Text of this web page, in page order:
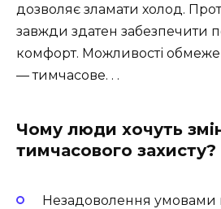
дозволяє зламати холод.
завжди здатен забезпечити
комфорт. Можливості
— тимчасове. . .
Чому люди хочуть
тимчасового захисту?
Незадоволення умовами